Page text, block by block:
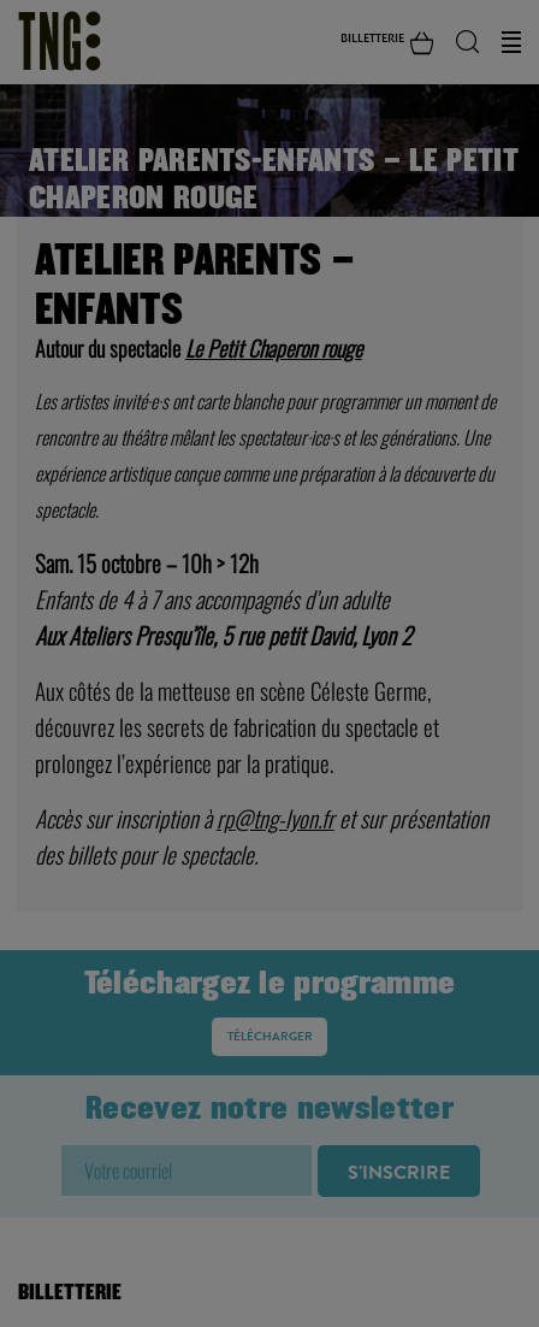
BILLETTERIE
ATELIER PARENTS-ENFANTS – LE PETIT
CHAPERON ROUGE
ATELIER PARENTS –
ENFANTS
Autour du spectacleLe Petit Chaperon rouge
Les artistes invité·e·s ont carte blanche pour programmer un moment de
rencontre au théâtre mêlant les spectateur·ice·s et les générations. Une
expérience artistique conçue comme une préparation à la découverte du
spectacle.
Sam. 15 octobre – 10h > 12h
Enfants de 4 à 7 ans accompagnés d’un adulte
Aux Ateliers Presqu’île, 5 rue petit David, Lyon 2
Aux côtés de la metteuse en scène Céleste Germe,
découvrez les secrets de fabrication du spectacle et
prolongez l’expérience par la pratique.
Accès sur inscription àrp@tng-lyon.fret sur présentation
des billets pour le spectacle.
Téléchargez le programme
TÉLÉCHARGER
Recevez notre newsletter
BILLETTERIE